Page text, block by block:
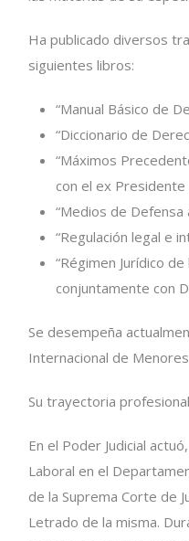
Ha publicado diversos
siguientes libros:
“Manual Básico de
“Diccionario de
“Máximos
con el ex Presidente
“Medios de Defensa
“Regulación legal e
“Régimen Jurídico
conjuntamente con
Se desempeña
Internacional de
Su trayectoria
En el Poder Judicial
Laboral en el
de la Suprema Corte de
Letrado de la misma.